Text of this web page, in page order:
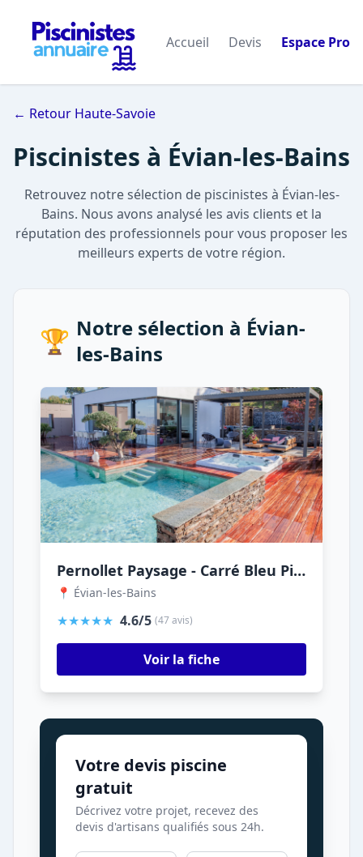
Accueil Devis Espace Pro
← Retour Haute-Savoie
Piscinistes à Évian-les-Bains
Retrouvez notre sélection de piscinistes à Évian-les-
Bains. Nous avons analysé les avis clients et la
réputation des professionnels pour vous proposer les
meilleurs experts de votre région.
🏆 Notre sélection à Évian-
les-Bains
Pernollet Paysage - Carré Bleu Piscines
📍 Évian-les-Bains
★★★★★ 4.6/5 (47 avis)
Voir la fiche
Votre devis piscine
gratuit
Décrivez votre projet, recevez des
devis d'artisans qualifiés sous 24h.